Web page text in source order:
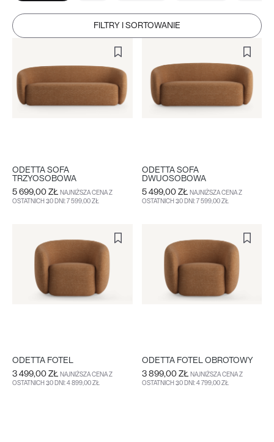
FILTRY I SORTOWANIE
ODETTA SOFA
TRZYOSOBOWA
5 699,00 ZŁ NAJNIŻSZA CENA Z
OSTATNICH 30 DNI: 7 599,00 ZŁ
ODETTA SOFA
DWUOSOBOWA
5 499,00 ZŁ NAJNIŻSZA CENA Z
OSTATNICH 30 DNI: 7 599,00 ZŁ
ODETTA FOTEL
3 499,00 ZŁ NAJNIŻSZA CENA Z
OSTATNICH 30 DNI: 4 899,00 ZŁ
ODETTA FOTEL OBROTOWY
3 899,00 ZŁ NAJNIŻSZA CENA Z
OSTATNICH 30 DNI: 4 799,00 ZŁ